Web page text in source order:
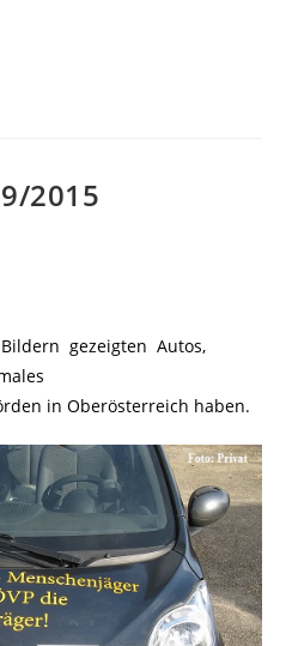
2015
gezeigten Autos,
in Oberösterreich haben.